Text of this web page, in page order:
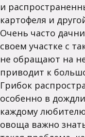
и
картофеля и
Очень часто
своем участке с
не обращают на
приводит к
Грибок
особенно в
каждому
овоща важно